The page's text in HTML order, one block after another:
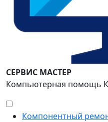
СЕРВИС МАСТЕР
Компьютерная помощь
Компонентный